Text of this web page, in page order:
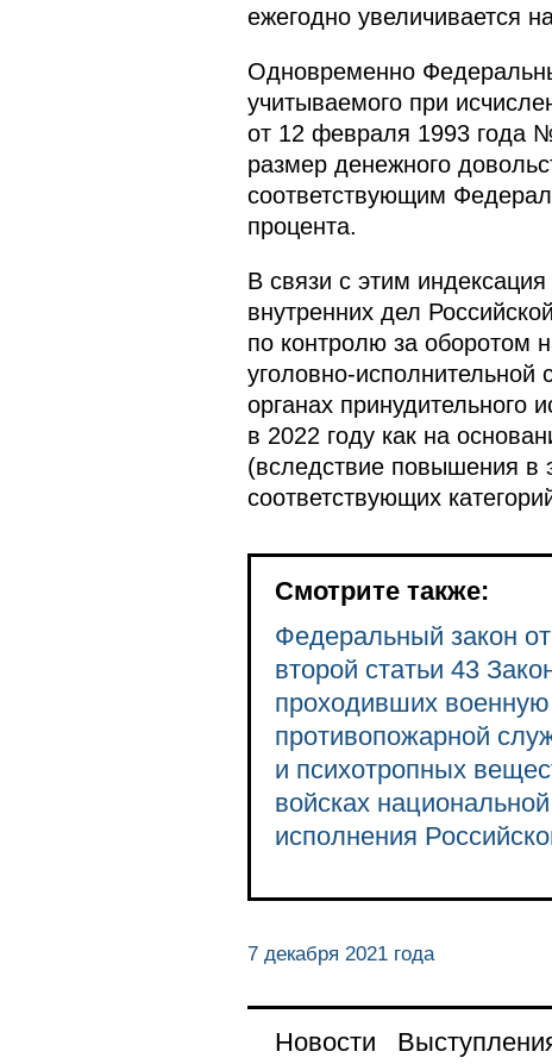
ежегодно увеличивается
Одновременно
учитываемого при
от 12 февраля 1993 года
размер денежного
соответствующим
процента.
В связи с этим
внутренних дел
по контролю за оборотом
уголовно-исполнительной
органах принудительного
в 2022 году как на
(вследствие повышения в
соответствующих
Смотрите также:
Федеральный закон
второй статьи 43
проходивших военную
противопожарной
и психотропных
войсках
исполнения
7 декабря 2021 года
Новости